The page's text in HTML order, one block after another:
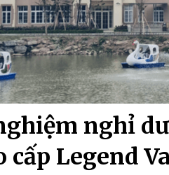
nghỉ
cấp Legend